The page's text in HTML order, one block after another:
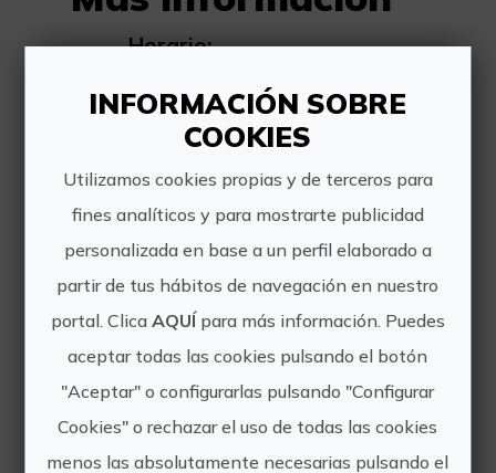
Horario:
13:00/13:30 h
Precio:
Desde 20 € por
Cómo llegar:
encuentra en
Fontanars dels Alforins
(Valencia), en el
INFORMACIÓN SOBRE
COOKIES
Utilizamos cookies propias y de terceros para
fines analíticos y para mostrarte publicidad
personalizada en base a un perfil elaborado a
partir de tus hábitos de navegación en nuestro
portal. Clica AQUÍpara más información. Puedes
aceptar todas las cookies pulsando el botón
"Aceptar" o configurarlas pulsando "Configurar
Cookies" o rechazar el uso de todas las cookies
menos las absolutamente necesarias pulsando el